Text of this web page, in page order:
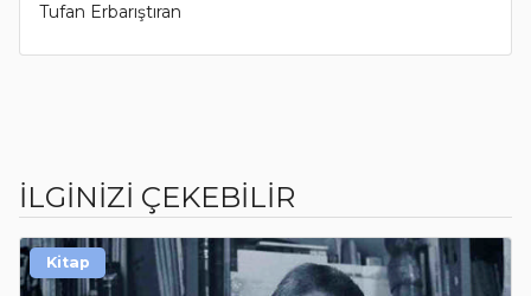
Tufan Erbarıştıran
İLGİNİZİ ÇEKEBİLİR
Kitap